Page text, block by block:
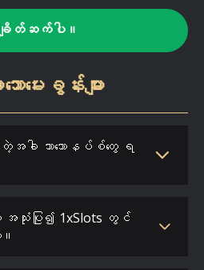
ျိတ်ဆက်ပါ။
သောမေးခွန်းများ
တဲ့အခါ ဘာဘောနပ်စ်တွေ ရ
းပြု၍ 1xSlots တွင်